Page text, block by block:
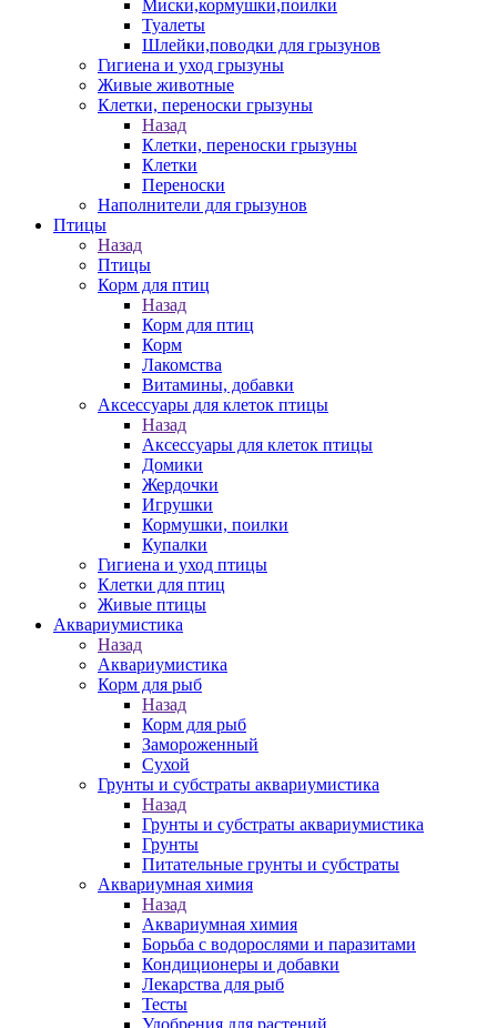
Миски,кормушки,поилки
Туалеты
Шлейки,поводки для грызунов
Гигиена и уход грызуны
Живые животные
Клетки, переноски грызуны
Назад
Клетки, переноски грызуны
Клетки
Переноски
Наполнители для грызунов
Птицы
Назад
Птицы
Корм для птиц
Назад
Корм для птиц
Корм
Лакомства
Витамины, добавки
Аксессуары для клеток птицы
Назад
Аксессуары для клеток птицы
Домики
Жердочки
Игрушки
Кормушки, поилки
Купалки
Гигиена и уход птицы
Клетки для птиц
Живые птицы
Аквариумистика
Назад
Аквариумистика
Корм для рыб
Назад
Корм для рыб
Замороженный
Сухой
Грунты и субстраты аквариумистика
Назад
Грунты и субстраты аквариумистика
Грунты
Питательные грунты и субстраты
Аквариумная химия
Назад
Аквариумная химия
Борьба с водорослями и паразитами
Кондиционеры и добавки
Лекарства для рыб
Тесты
Удобрения для растений